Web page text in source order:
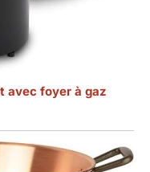
avec foyer à gaz